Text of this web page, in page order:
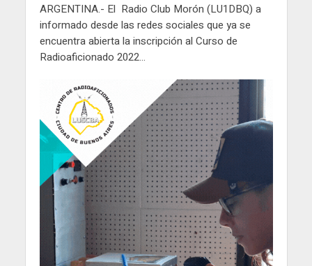
ARGENTINA.- El Radio Club Morón (LU1DBQ) a
informado desde las redes sociales que ya se
encuentra abierta la inscripción al Curso de
Radioaficionado 2022...